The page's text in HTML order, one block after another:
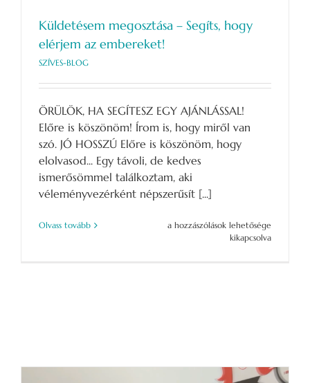
Küldetésem megosztása – Segíts, hogy
elérjem az embereket!
SZÍVES-BLOG
ÖRÜLÖK, HA SEGÍTESZ EGY AJÁNLÁSSAL!
Előre is köszönöm! Írom is, hogy miről van
szó. JÓ HOSSZÚ Előre is köszönöm, hogy
elolvasod... Egy távoli, de kedves
ismerősömmel találkoztam, aki
véleményvezérként népszerűsít [...]
Olvass tovább
Küldetésem
a hozzászólások lehetősége
kikapcsolva